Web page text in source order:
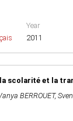
Year
2011
scolarité et la
BERROUET,